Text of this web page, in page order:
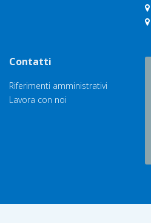
Contatti
Riferimenti amministrativi
Lavora con noi